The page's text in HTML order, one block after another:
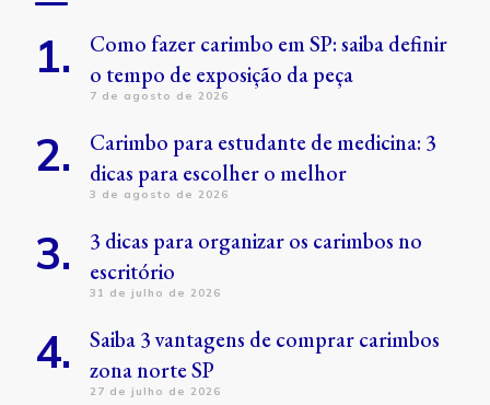
Como fazer carimbo em SP: saiba definir
o tempo de exposição da peça
7 de agosto de 2026
Carimbo para estudante de medicina: 3
dicas para escolher o melhor
3 de agosto de 2026
3 dicas para organizar os carimbos no
escritório
31 de julho de 2026
Saiba 3 vantagens de comprar carimbos
zona norte SP
27 de julho de 2026